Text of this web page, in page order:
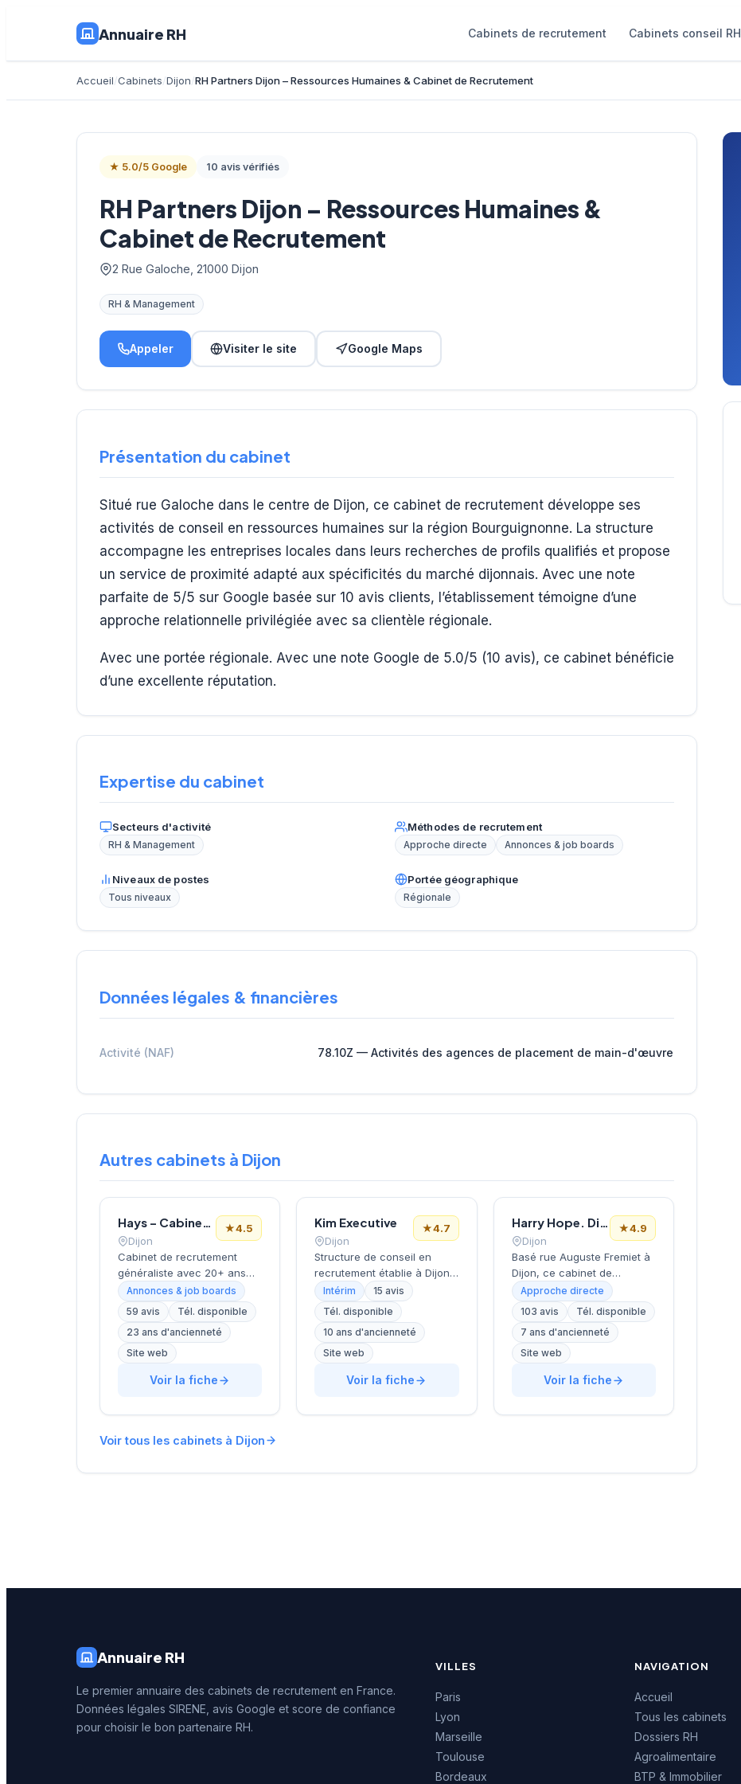
Annuaire RH Cabinets de recrutement Cabinets conseil RH
Accueil Cabinets Dijon RH Partners Dijon – Ressources Humaines & Cabinet de Recrutement
★ 5.0/5 Google 10 avis vérifiés
RH Partners Dijon – Ressources Humaines &
Cabinet de Recrutement
2 Rue Galoche, 21000 Dijon
RH & Management
Appeler Visiter le site Google Maps
Présentation du cabinet
Situé rue Galoche dans le centre de Dijon, ce cabinet de recrutement développe ses
activités de conseil en ressources humaines sur la région Bourguignonne. La structure
accompagne les entreprises locales dans leurs recherches de profils qualifiés et propose
un service de proximité adapté aux spécificités du marché dijonnais. Avec une note
parfaite de 5/5 sur Google basée sur 10 avis clients, l’établissement témoigne d’une
approche relationnelle privilégiée avec sa clientèle régionale.
Avec une portée régionale. Avec une note Google de 5.0/5 (10 avis), ce cabinet bénéficie
d’une excellente réputation.
Expertise du cabinet
Secteurs d'activité
RH & Management
Méthodes de recrutement
Approche directe Annonces & job boards
Niveaux de postes
Tous niveaux
Portée géographique
Régionale
Données légales & financières
Activité (NAF) 78.10Z — Activités des agences de placement de main-d'œuvre
Autres cabinets à Dijon
Hays – Cabinet de Recrutement Dijon
Dijon
★4.5
Cabinet de recrutement
généraliste avec 20+ ans
d'expérience et 600+
experts répartis dans 17
bureaux en France. Propose
des services de placement
en CDI, CDD/intérim et
comme partenaire de
accompagnement
personnalisé et contenus
informationnels (études de
Annonces & job boards
59 avis
Tél. disponible
23 ans d'ancienneté
Site web
Voir la fiche
Kim Executive
Dijon
★4.7
Structure de conseil en
recrutement établie à Dijon,
cette société intervient dans
l'accompagnement des
entreprises pour leurs
besoins en ressources
humaines. Dirigée par KLEIN-
son activité depuis son
Brosses dans la capitale
dijonnais.
Intérim
15 avis
Tél. disponible
10 ans d'ancienneté
Site web
Voir la fiche
Harry Hope. Dijon – Cabinet de recrutement
Dijon
★4.9
Basé rue Auguste Fremiet à
Dijon, ce cabinet de
recrutement développe ses
activités sur le marché
bourguignon de l'emploi.
L'agence, dirigée par Puzin,
propose ses services aux
candidats de la région
bénéficie d'une excellente
Approche directe
103 avis
Tél. disponible
7 ans d'ancienneté
Site web
Voir la fiche
Voir tous les cabinets à Dijon
Annuaire RH
Le premier annuaire des cabinets de recrutement en France.
Données légales SIRENE, avis Google et score de confiance
pour choisir le bon partenaire RH.
VILLES
Paris
Lyon
Marseille
Toulouse
Bordeaux
NAVIGATION
Accueil
Tous les cabinets
Dossiers RH
Agroalimentaire
BTP & Immobilier